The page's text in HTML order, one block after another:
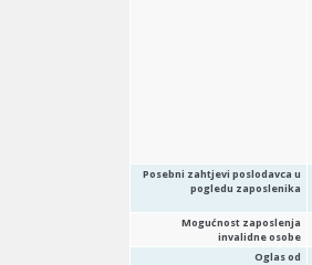
Posebni zahtjevi poslodavca u
pogledu zaposlenika
Mogućnost zaposlenja
invalidne osobe
Oglas od